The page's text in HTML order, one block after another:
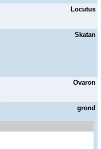
Locutus
Skatan
Ovaron
grond